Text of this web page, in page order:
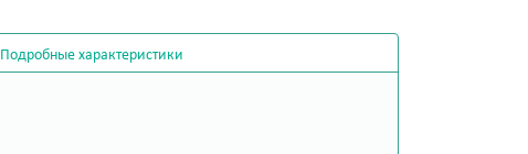
Подробные характеристики